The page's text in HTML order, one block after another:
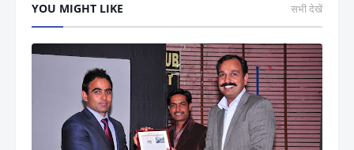
YOU MIGHT LIKE सभी देखें